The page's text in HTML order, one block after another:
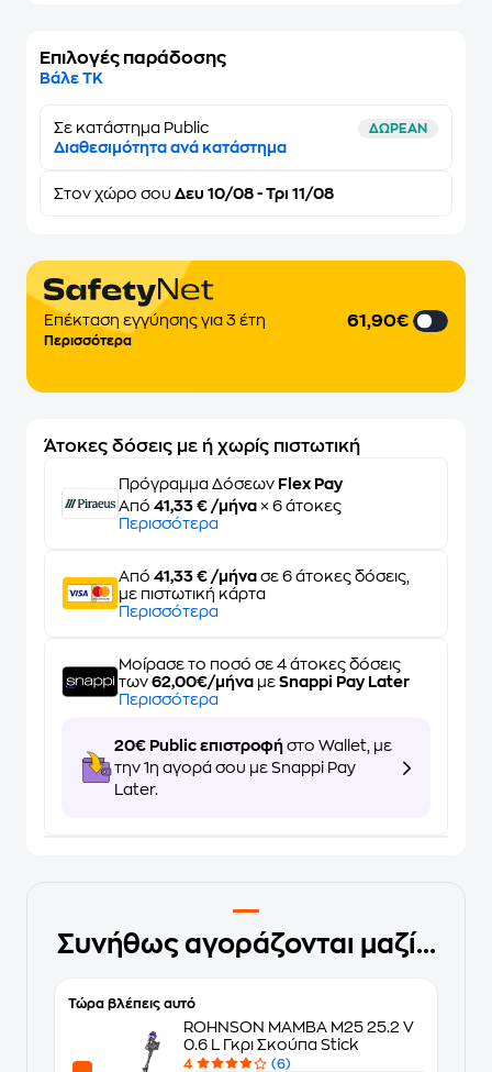
Επιλογές παράδοσης
Βάλε ΤΚ
Σε κατάστημα Public ΔΩΡΕΑΝ
Διαθεσιμότητα ανά κατάστημα
Στον χώρο σου Δευ 10/08 - Τρι 11/08
Επέκταση εγγύησης για 3 έτη
Περισσότερα
61,90€
Άτοκες δόσεις με ή χωρίς πιστωτική
Πρόγραμμα Δόσεων Flex Pay
Από 41,33 € /μήνα × 6 άτοκες
Περισσότερα
Από 41,33 € /μήνα σε 6 άτοκες δόσεις,
με πιστωτική κάρτα
Περισσότερα
Μοίρασε το ποσό σε 4 άτοκες δόσεις
των 62,00€/μήνα με Snappi Pay Later
Περισσότερα
20€ Public επιστροφή στο Wallet, με
την 1η αγορά σου με Snappi Pay
Later.
Συνήθως αγοράζονται μαζί...
Τώρα βλέπεις αυτό
ROHNSON MAMBA M25 25.2 V
0.6 L Γκρι Σκούπα Stick
4
(6)